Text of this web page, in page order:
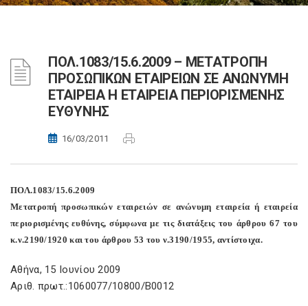
ΠΟΛ.1083/15.6.2009 – ΜΕΤΑΤΡΟΠΗ
ΠΡΟΣΩΠΙΚΩΝ ΕΤΑΙΡΕΙΩΝ ΣΕ ΑΝΩΝΥΜΗ
ΕΤΑΙΡΕΙΑ Η ΕΤΑΙΡΕΙΑ ΠΕΡΙΟΡΙΣΜΕΝΗΣ
ΕΥΘΥΝΗΣ
16/03/2011
ΠΟΛ.1083/15.6.2009
Μετατροπή προσωπικών εταιρειών σε ανώνυμη εταιρεία ή εταιρεία
περιορισμένης ευθύνης, σύμφωνα με τις διατάξεις του άρθρου 67 του
κ.ν.2190/1920 και του άρθρου 53 του ν.3190/1955, αντίστοιχα.
Αθήνα, 15 Ιουνίου 2009
Αριθ. πρωτ.:1060077/10800/Β0012